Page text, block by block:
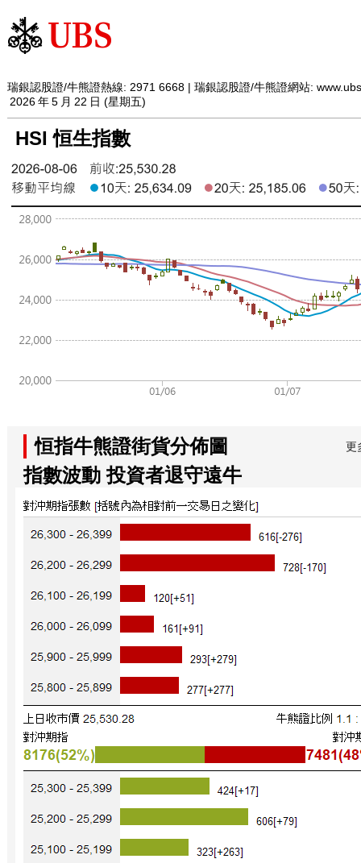
瑞銀認股證/牛熊證熱線: 2971 6668 | 瑞銀認股證/牛熊證網站:
2026年5 月 22 日 (星期五)
HSI 恒生指數
恒指牛熊證街貨分佈圖 更
指數波動 投資者退守遠牛